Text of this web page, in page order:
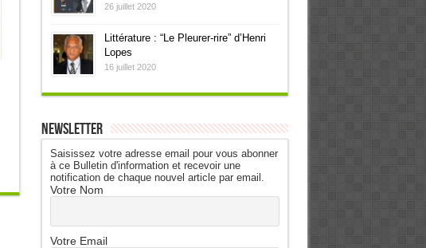
26 juillet 2020
Littérature : “Le Pleurer-rire” d’Henri
Lopes
16 juillet 2020
Newsletter
Saisissez votre adresse email pour vous abonner
à ce Bulletin d'information et recevoir une
notification de chaque nouvel article par email.
Votre Nom
Votre Email